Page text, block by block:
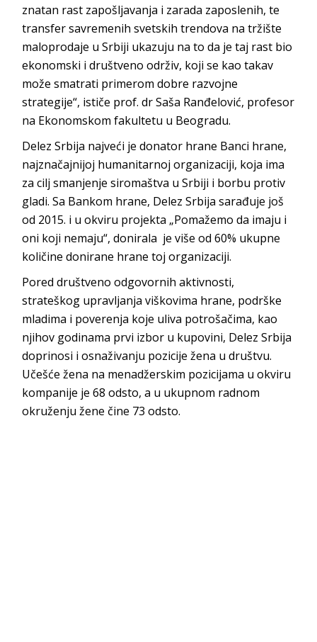
znatan rast zapošljavanja i zarada zaposlenih, te
transfer savremenih svetskih trendova na tržište
maloprodaje u Srbiji ukazuju na to da je taj rast bio
ekonomski i društveno održiv, koji se kao takav
može smatrati primerom dobre razvojne
strategije“, ističe prof. dr Saša Ranđelović, profesor
na Ekonomskom fakultetu u Beogradu.
Delez Srbija najveći je donator hrane Banci hrane,
najznačajnijoj humanitarnoj organizaciji, koja ima
za cilj smanjenje siromaštva u Srbiji i borbu protiv
gladi. Sa Bankom hrane, Delez Srbija sarađuje još
od 2015. i u okviru projekta „Pomažemo da imaju i
oni koji nemaju“, donirala je više od 60% ukupne
količine donirane hrane toj organizaciji.
Pored društveno odgovornih aktivnosti,
strateškog upravljanja viškovima hrane, podrške
mladima i poverenja koje uliva potrošačima, kao
njihov godinama prvi izbor u kupovini, Delez Srbija
doprinosi i osnaživanju pozicije žena u društvu.
Učešće žena na menadžerskim pozicijama u okviru
kompanije je 68 odsto, a u ukupnom radnom
okruženju žene čine 73 odsto.